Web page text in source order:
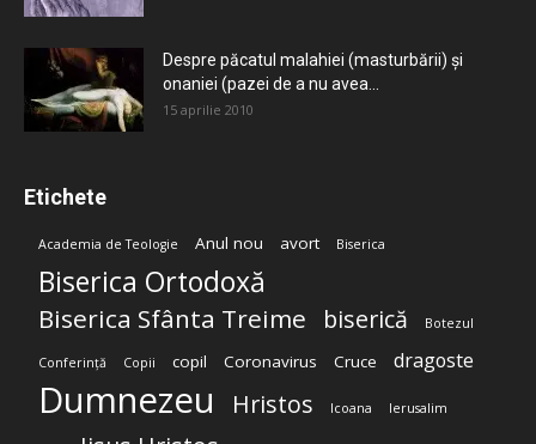
Despre păcatul malahiei (masturbării) şi
onaniei (pazei de a nu avea...
15 aprilie 2010
Etichete
Academia de Teologie Anul nou avort Biserica
Biserica Ortodoxă
Biserica Sfânta Treime biserică Botezul
Conferință Copii copil Coronavirus Cruce dragoste
Dumnezeu Hristos Icoana Ierusalim